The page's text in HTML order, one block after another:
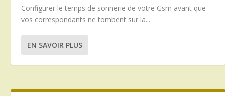
Configurer le temps de sonnerie de votre Gsm avant que
vos correspondants ne tombent sur la...
EN SAVOIR PLUS